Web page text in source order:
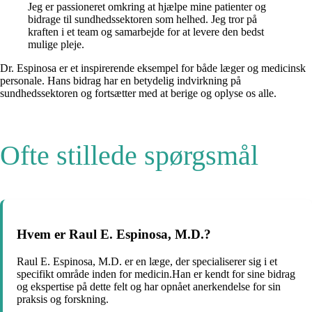
Jeg er passioneret omkring at hjælpe mine patienter og
bidrage til sundhedssektoren som helhed. Jeg tror på
kraften i et team og samarbejde for at levere den bedst
mulige pleje.
Dr. Espinosa er et inspirerende eksempel for både læger og medicinsk
personale. Hans bidrag har en betydelig indvirkning på
sundhedssektoren og fortsætter med at berige og oplyse os alle.
Ofte stillede spørgsmål
Hvem er Raul E. Espinosa, M.D.?
Raul E. Espinosa, M.D. er en læge, der specialiserer sig i et
specifikt område inden for medicin.Han er kendt for sine bidrag
og ekspertise på dette felt og har opnået anerkendelse for sin
praksis og forskning.